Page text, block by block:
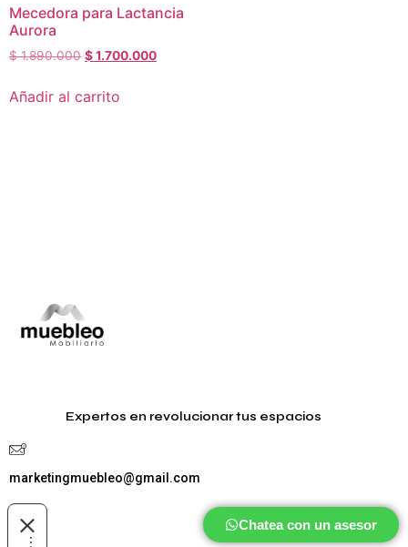
Mecedora para Lactancia
Aurora
$1.890.000 $1.700.000
Añadir al carrito
Expertos en revolucionar tus espacios
marketingmuebleo@gmail.com
Chatea con un asesor